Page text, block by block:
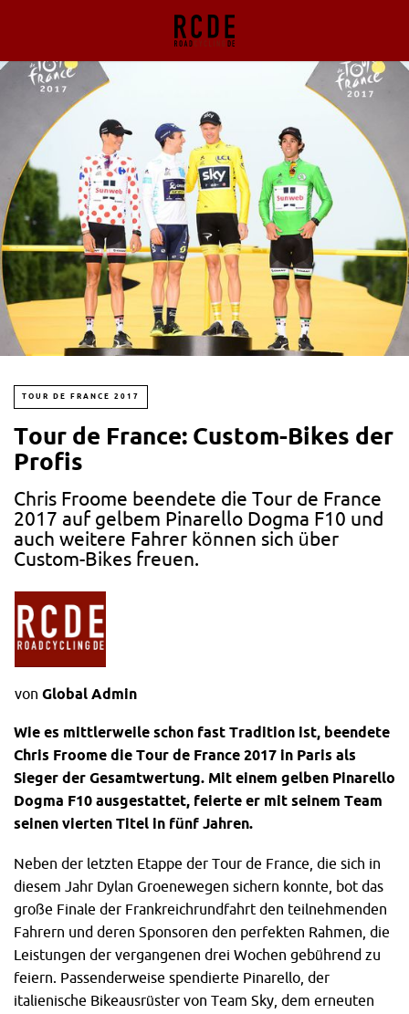
TOUR DE FRANCE 2017
Tour de France: Custom-Bikes der
Profis
Chris Froome beendete die Tour de France
2017 auf gelbem Pinarello Dogma F10 und
auch weitere Fahrer können sich über
Custom-Bikes freuen.
von Global Admin
Wie es mittlerweile schon fast Tradition ist, beendete
Chris Froome die Tour de France 2017 in Paris als
Sieger der Gesamtwertung. Mit einem gelben Pinarello
Dogma F10 ausgestattet, feierte er mit seinem Team
seinen vierten Titel in fünf Jahren.
Neben der letzten Etappe der Tour de France, die sich in
diesem Jahr Dylan Groenewegen sichern konnte, bot das
große Finale der Frankreichrundfahrt den teilnehmenden
Fahrern und deren Sponsoren den perfekten Rahmen, die
Leistungen der vergangenen drei Wochen gebührend zu
feiern. Passenderweise spendierte Pinarello, der
italienische Bikeausrüster von Team Sky, dem erneuten